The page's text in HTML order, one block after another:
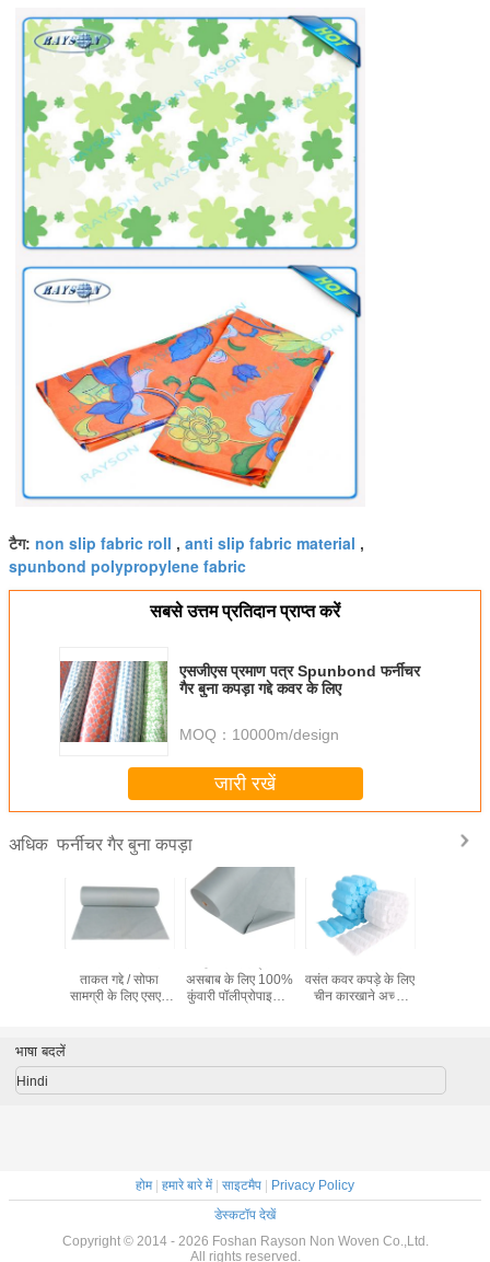
टैग: non slip fabric roll , anti slip fabric material ,
spunbond polypropylene fabric
सबसे उत्तम प्रतिदान प्राप्त करें
एसजीएस प्रमाण पत्र Spunbond फर्नीचर
गैर बुना कपड़ा गद्दे कवर के लिए
MOQ： 10000m/design
जारी रखें
अधिक फर्नीचर गैर बुना कपड़ा
ताकत गद्दे / सोफा
सामग्री के लिए एसएस
असबाब के लिए 100%
कुंवारी पॉलीप्रोपाइलीन
वसंत कवर कपड़े के लिए
चीन कारखाने अच्छी
भाषा बदलें
Hindi
होम| हमारे बारे में| साइटमैप
Privacy Policy
डेस्कटॉप देखें
Copyright © 2014 - 2026 Foshan Rayson Non Woven Co.,Ltd.
All rights reserved.